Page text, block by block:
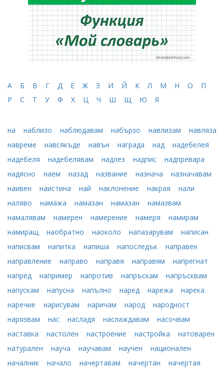
А Б В Г Д Е Ж З И Й К Л М Н О
П
Р
С Т У Ф Х Ц Ч Ш Щ Ю Я
на наблизо наблюдавам набързо навлизам
навляза
навреме
навсякъде навън награда над
надебелея
надебеля
надебелявам надлез надпис
надпревара
надясно
наем назад название назнача
назначавам
наивен
наистина най наклонение накрая
нали
наляво
намажа намазан намазан
намазвам
намалявам
намерен намерение намеря
намирам
намиращ
наобратно наоколо напазарувам
написан
написвам
напитка напиша напоследък
направен
направление
направо направя направям
напрегнат
напред
например напротив напръскам
напръсквам
напускам
напусна напълно наред нарежа
нарека
наречие
нарисувам наричам народ
народност
нарязвам
нас насладя наслаждавам
насочвам
наставка
настолен настроение настройка
натоварен
натурален
науча научавам научен
национален
началник
начало начертавам начертан
начертая